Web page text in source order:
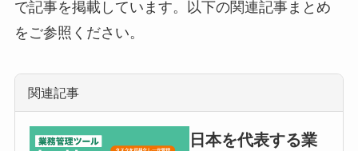
で記事を掲載しています。以下の関連記事まとめ
をご参照ください。
関連記事
日本を代表する業